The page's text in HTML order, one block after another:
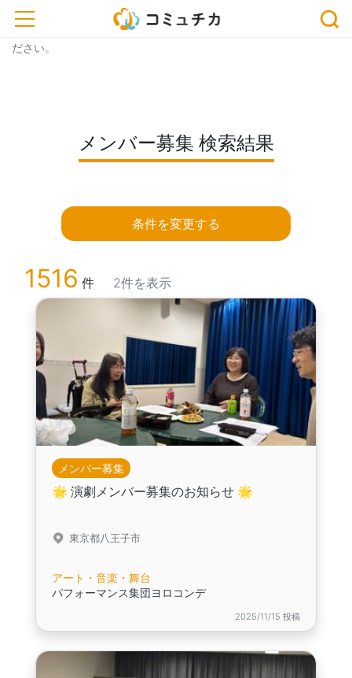
toggle navigation
※開催予定のイベントが中止・延期になっている場合がございま
す。おでかけ、またはお申込みの際は、事前に主催者にご確認く
ださい。
メンバー募集 検索結果
条件を変更する
1516 件 2件を表示
メンバー募集
🌟 演劇メンバー募集のお知らせ 🌟
東京都八王子市
アート・音楽・舞台
パフォーマンス集団ヨロコンデ
2025/11/15 投稿